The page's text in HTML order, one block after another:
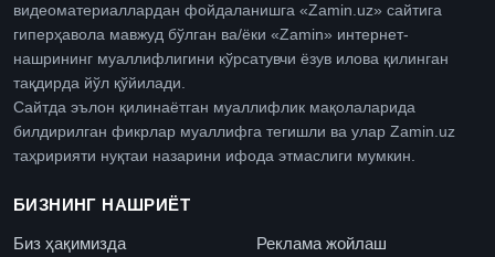
видеоматериаллардан фойдаланишга «Zamin.uz» сайтига
гиперҳавола мавжуд бўлган ва/ёки «Zamin» интернет-
нашрининг муаллифлигини кўрсатувчи ёзув илова қилинган
тақдирда йўл қўйилади.
Сайтда эълон қилинаётган муаллифлик мақолаларида
билдирилган фикрлар муаллифга тегишли ва улар Zamin.uz
таҳририяти нуқтаи назарини ифода этмаслиги мумкин.
БИЗНИНГ НАШРИЁТ
Биз ҳақимизда
Реклама жойлаш